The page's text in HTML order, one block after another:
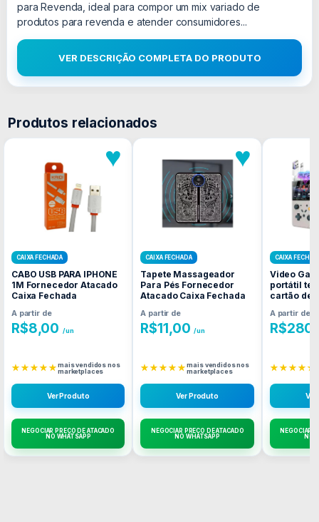
para Revenda, ideal para compor um mix variado de
produtos para revenda e atender consumidores...
VER DESCRIÇÃO COMPLETA DO PRODUTO
Produtos relacionados
♥
CAIXA FECHADA
CABO USB PARA IPHONE
1M Fornecedor Atacado
Caixa Fechada
A partir de
R$8,00 /un
★★★★★mais vendidos nos
marketplaces
Ver Produto
NEGOCIAR PREÇO DE ATACADO
NO WHATSAPP
♥
CAIXA FECHADA
Tapete Massageador
Para Pés Fornecedor
Atacado Caixa Fechada
A partir de
R$11,00 /un
★★★★★mais vendidos nos
marketplaces
Ver Produto
NEGOCIAR PREÇO DE ATACADO
NO WHATSAPP
CAIXA
Video
portátil
cartão de
Caixa
A partir de
R$
★★★★★
NEGOCIAR
NO